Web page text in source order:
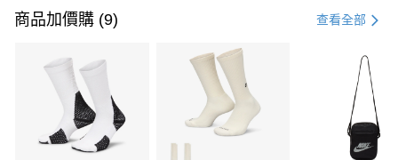
信用卡一次付款
3 期 0 利率 每期 21家銀行
合作金庫商業銀行
第一商業銀行
華南商業銀行
彰化商業銀行
上海商業儲蓄銀行
Apple Pay
商品加價購 (9) 查看全部